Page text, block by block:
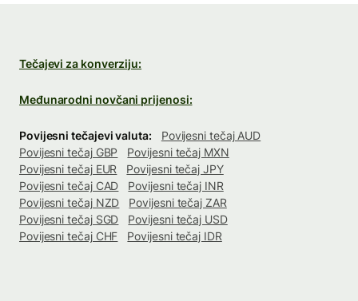
Tečajevi za konverziju:
Međunarodni novčani prijenosi:
Povijesni tečajevi valuta:
Povijesni tečaj AUD
Povijesni tečaj GBP
Povijesni tečaj MXN
Povijesni tečaj EUR
Povijesni tečaj JPY
Povijesni tečaj CAD
Povijesni tečaj INR
Povijesni tečaj NZD
Povijesni tečaj ZAR
Povijesni tečaj SGD
Povijesni tečaj USD
Povijesni tečaj CHF
Povijesni tečaj IDR